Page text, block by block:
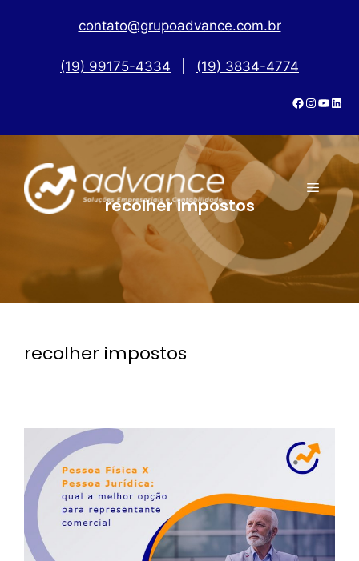
contato@grupoadvance.com.br
(19) 99175-4334 (19) 3834-4774
recolher impostos
recolher impostos